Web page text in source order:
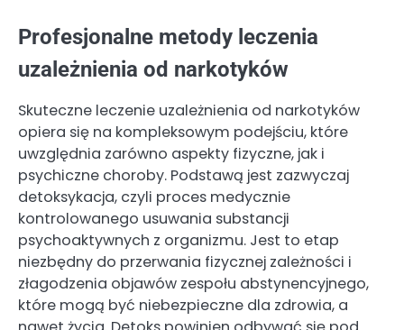
Profesjonalne metody leczenia
uzależnienia od narkotyków
Skuteczne leczenie uzależnienia od narkotyków
opiera się na kompleksowym podejściu, które
uwzględnia zarówno aspekty fizyczne, jak i
psychiczne choroby. Podstawą jest zazwyczaj
detoksykacja, czyli proces medycznie
kontrolowanego usuwania substancji
psychoaktywnych z organizmu. Jest to etap
niezbędny do przerwania fizycznej zależności i
złagodzenia objawów zespołu abstynencyjnego,
które mogą być niebezpieczne dla zdrowia, a